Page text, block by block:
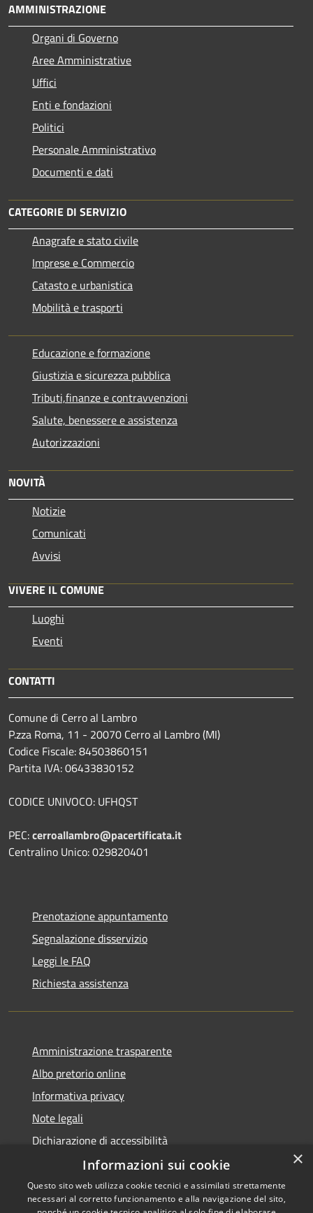
AMMINISTRAZIONE
Organi di Governo
Aree Amministrative
Uffici
Enti e fondazioni
Politici
Personale Amministrativo
Documenti e dati
CATEGORIE DI SERVIZIO
Anagrafe e stato civile
Imprese e Commercio
Catasto e urbanistica
Mobilità e trasporti
Educazione e formazione
Giustizia e sicurezza pubblica
Tributi,finanze e contravvenzioni
Salute, benessere e assistenza
Autorizzazioni
NOVITÀ
Notizie
Comunicati
Avvisi
VIVERE IL COMUNE
Luoghi
Eventi
CONTATTI
Comune di Cerro al Lambro
P.zza Roma, 11 - 20070 Cerro al Lambro (MI)
Codice Fiscale: 84503860151
Partita IVA: 06433830152
CODICE UNIVOCO: UFHQST
PEC:cerroallambro@pacertificata.it
Centralino Unico: 029820401
Prenotazione appuntamento
Segnalazione disservizio
Leggi le FAQ
Richiesta assistenza
Amministrazione trasparente
Albo pretorio online
Informativa privacy
Note legali
Dichiarazione di accessibilità
×
Informazioni sui cookie
Questo sito web utilizza cookie tecnici e assimilati strettamente
necessari al corretto funzionamento e alla navigazione del sito,